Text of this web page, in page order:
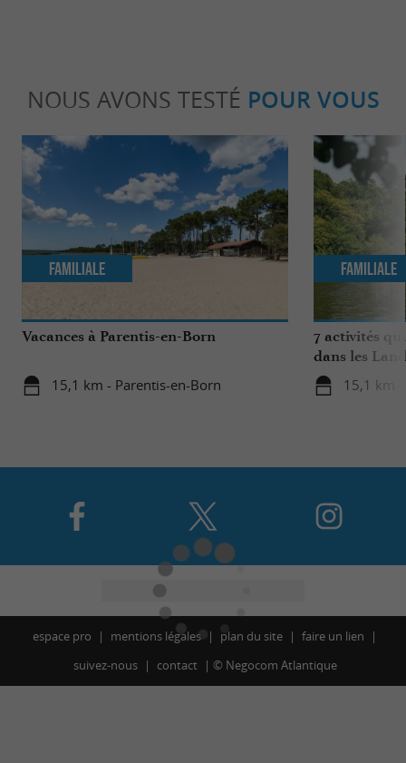
NOUS AVONS TESTÉ POUR VOUS
Vacances à Parentis-en-Born
15,1 km - Parentis-en-Born
Familiale
7 activités
dans les
15,1 km
Familiale
espace pro mentions légales plan du site
faire un lien
suivez-nous
contact © Negocom Atlantique